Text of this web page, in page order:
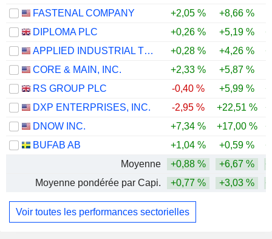
FASTENAL COMPANY
+2,05 % +8,66 %
DIPLOMA PLC
+0,26 % +5,19 %
APPLIED INDUSTRIAL TECHNOLOGIES, INC.
+0,28 % +4,26 %
CORE & MAIN, INC.
+2,33 % +5,87 %
RS GROUP PLC
-0,40 % +5,99 %
DXP ENTERPRISES, INC.
-2,95 % +22,51 %
DNOW INC.
+7,34 % +17,00 %
BUFAB AB
+1,04 % +0,59 %
Moyenne
+0,88 % +6,67 %
Moyenne pondérée par Capi.
+0,77 % +3,03 %
Voir toutes les performances sectorielles